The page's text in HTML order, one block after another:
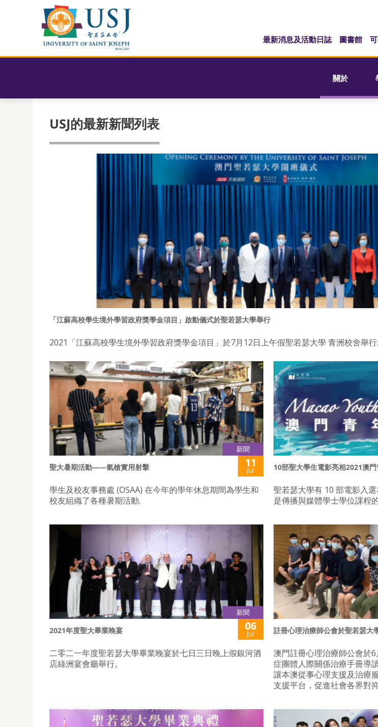
最新消息及活動日誌 圖書館
關於
USJ的最新新聞列表
「江蘇高校學生境外學習政府獎學金項目」啟動儀式於聖若瑟大學舉行
2021「江蘇高校學生境外學習政府獎學金項目」於7月12日上午假聖若瑟大學 青洲校舍舉行
新聞
聖大暑期活動——氣槍實用射擊 11
Jul
學生及校友事務處 (OSAA) 在今年的學年休息期間為學生和
校友組織了各種暑期活動.
10部聖大學生電影亮相2021澳
聖若瑟大學有 10 部電影入
是傳播與媒體學士學位課程
新聞
2021年度聖大畢業晚宴 06
Jul
二零二一年度聖若瑟大學畢業晚宴於七日三日晚上假銀河酒
店綠洲宴會廳舉行。
註冊心理治療師公會於聖若瑟大
澳門註冊心理治療師公會於
症團體人際關係治療手冊導
讓本澳從事心理支援及治療
支援平台，促進社會各界對